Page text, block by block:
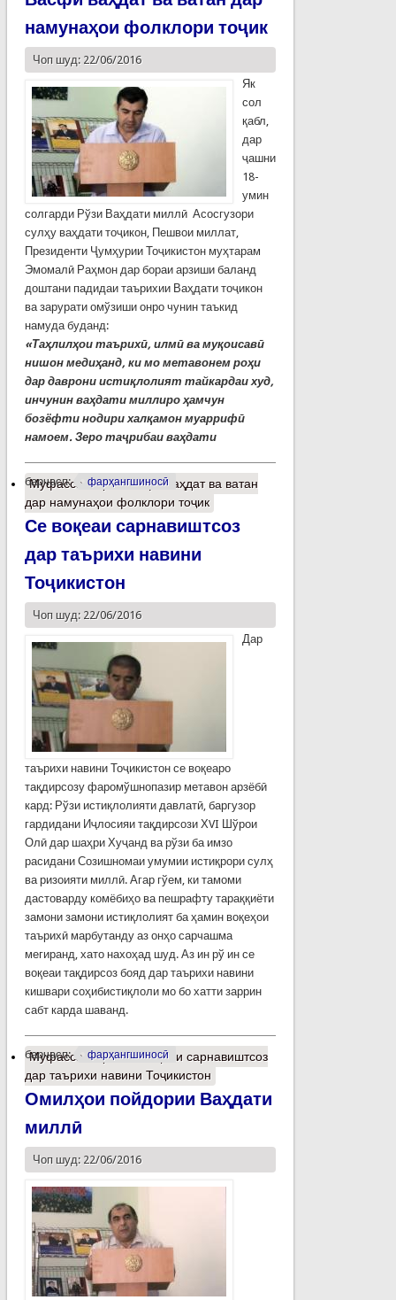
намунаҳои фолклори тоҷик
Чоп шуд: 22/06/2016
Як
сол
қабл,
дар
ҷашни
18-
умин
солгарди Рўзи Ваҳдати миллӣ Асосгузори
сулҳу ваҳдати тоҷикон, Пешвои миллат,
Президенти Ҷумҳурии Тоҷикистон муҳтарам
Эмомалӣ Раҳмон дар бораи арзиши баланд
доштани падидаи таърихии Ваҳдати тоҷикон
ва зарурати омўзиши онро чунин таъкид
намуда буданд:
«Таҳлилҳои таърихӣ, илмӣ ва муқоисавӣ
нишон медиҳанд, ки мо метавонем роҳи
дар даврони истиқлолият тайкардаи худ,
инчунин ваҳдати миллироҳамчун
бозёфти нодири халқамон муаррифӣ
намоем. Зеро таҷрибаи ваҳдати
барчасп: фарҳангшиносӣ
Муфассалтаро Васфи ваҳдат ва ватан
дар намунаҳои фолклори тоҷик
Се воқеаи сарнавиштсоз
дар таърихи навини
Тоҷикистон
Чоп шуд: 22/06/2016
Дар
таърихи навини Тоҷикистон се воқеаро
тақдирсозу фаромўшнопазир метавон арзёбӣ
кард: Рўзи истиқлолияти давлатӣ, баргузор
гардидани Иҷлосияи тақдирсози ХVI Шўрои
Олӣ дар шаҳри Хуҷанд ва рўзи ба имзо
расидани Созишномаи умумии истиқрори сулҳ
ва ризоияти миллӣ. Агар гўем, ки тамоми
дастоварду комёбиҳо ва пешрафту тараққиёти
замони замони истиқлолият ба ҳамин воқеҳои
таърихӣ марбутанду аз онҳо сарчашма
мегиранд, хато нахоҳад шуд. Аз ин рў ин се
воқеаи тақдирсоз бояд дар таърихи навини
кишвари соҳибистиқлоли мо бо хатти заррин
сабт карда шаванд.
барчасп: фарҳангшиносӣ
Муфассалтаро Се воқеаи сарнавиштсоз
дар таърихи навини Тоҷикистон
Омилҳои пойдории Ваҳдати
миллӣ
Чоп шуд: 22/06/2016